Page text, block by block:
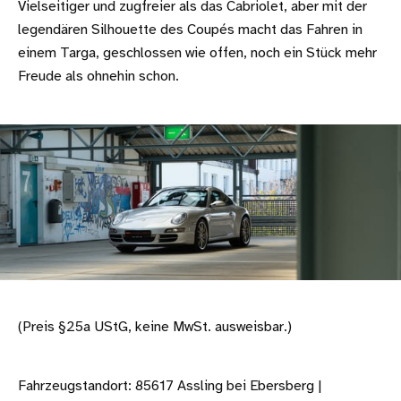
Vielseitiger und zugfreier als das Cabriolet, aber mit der
legendären Silhouette des Coupés macht das Fahren in
einem Targa, geschlossen wie offen, noch ein Stück mehr
Freude als ohnehin schon.
(Preis §25a UStG, keine MwSt. ausweisbar.)
Fahrzeugstandort: 85617 Assling bei Ebersberg |